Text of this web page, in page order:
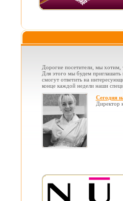
Дорогие посетители, мы
Для этого мы будем
смогут ответить на
конце каждой недели наши
Сегодня
Директор